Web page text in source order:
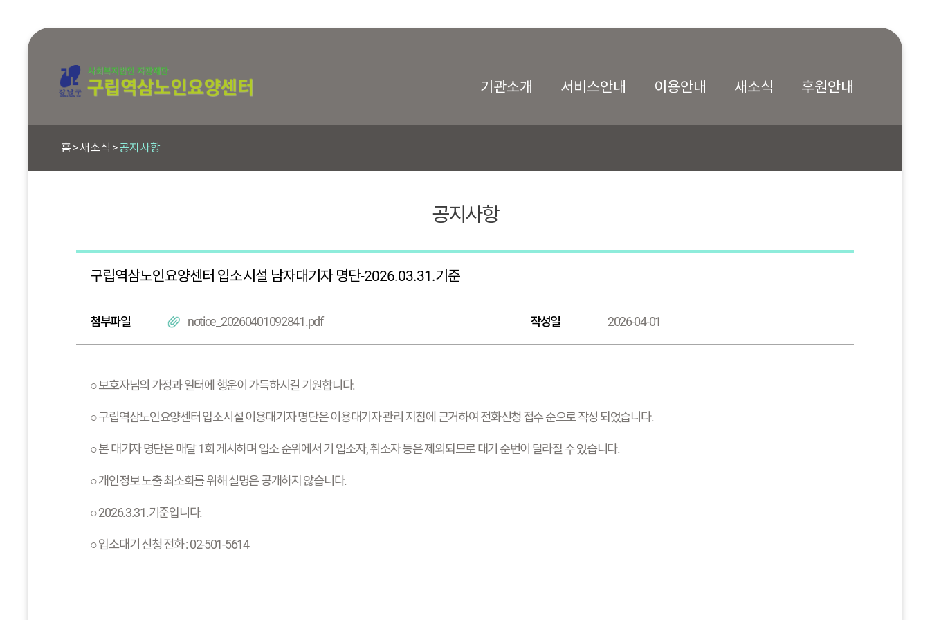
기관소개 서비스안내 이용안내 새소식 후원안내
홈 새소식 공지사항
공지사항
구립역삼노인요양센터 입소시설 남자대기자 명단-2026.03.31.기준
첨부파일 notice_20260401092841.pdf 작성일 2026-04-01
○ 보호자님의 가정과 일터에 행운이 가득하시길 기원합니다.
○ 구립역삼노인요양센터 입소시설 이용대기자 명단은 이용대기자 관리 지침에 근거하여 전화신청 접수 순으로 작성 되었습니다.
○ 본 대기자 명단은 매달 1회 게시하며 입소 순위에서 기 입소자, 취소자 등은 제외되므로 대기 순번이 달라질 수 있습니다.
○ 개인정보 노출 최소화를 위해 실명은 공개하지 않습니다.
○ 2026.3.31.기준입니다.
○ 입소대기 신청 전화 : 02-501-5614